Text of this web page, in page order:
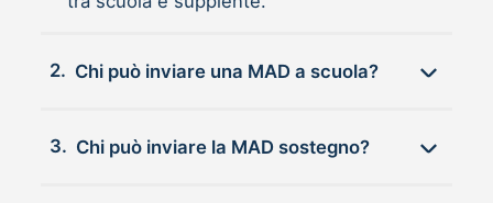
2. Chi può inviare una MAD a scuola?
3. Chi può inviare la MAD sostegno?